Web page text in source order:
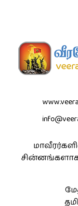
சின்னங்களாக